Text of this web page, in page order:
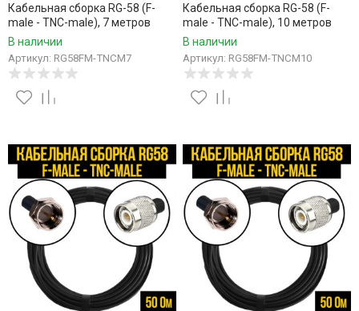
Кабельная сборка RG-58 (F-
male - TNC-male), 7 метров
В наличии
Артикул: RG58FM-TNCM7
Кабельная сборка RG-58 (F-
male - TNC-male), 10 метров
В наличии
Артикул: RG58FM-TNCM10